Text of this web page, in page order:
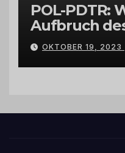
POL-PDTR:
Aufbruch
Hermeskeil
OKTOBER 19, 2023